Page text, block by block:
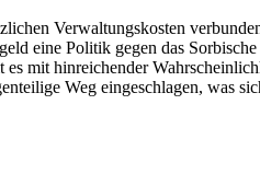
Verwaltungskosten
eine Politik gegen das
mit hinreichender
Weg eingeschlagen, was